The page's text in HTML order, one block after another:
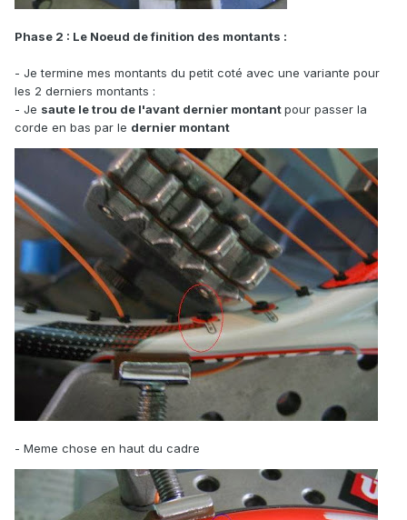
Phase 2 : Le Noeud de finition des montants :
- Je termine mes montants du petit coté avec une variante pour
les 2 derniers montants :
- Je saute le trou de l'avant dernier montantpour passer la
corde en bas par le dernier montant
- Meme chose en haut du cadre